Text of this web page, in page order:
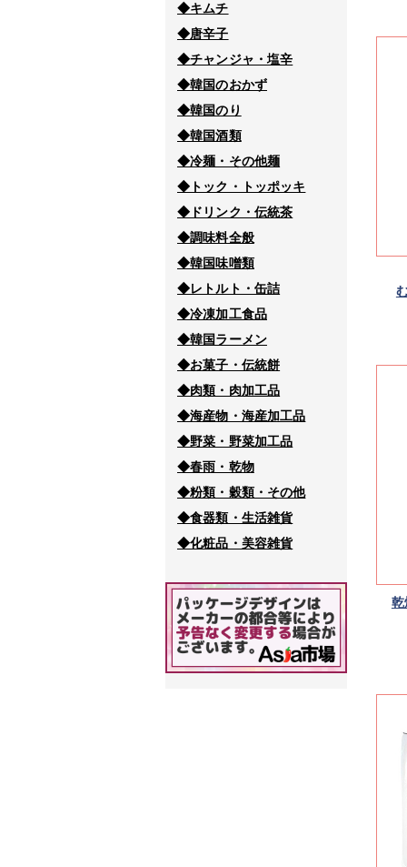
◆キムチ
◆唐辛子
◆チャンジャ・塩辛
◆韓国のおかず
◆韓国のり
◆韓国酒類
◆冷麺・その他麺
◆トック・トッポッキ
◆ドリンク・伝統茶
◆調味料全般
◆韓国味噌類
◆レトルト・缶詰
◆冷凍加工食品
◆韓国ラーメン
◆お菓子・伝統餅
◆肉類・肉加工品
◆海産物・海産加工品
◆野菜・野菜加工品
◆春雨・乾物
◆粉類・穀類・その他
◆食器類・生活雑貨
◆化粧品・美容雑貨
乾